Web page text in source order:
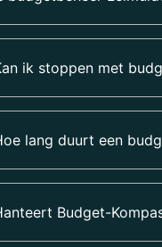
ik stoppen met
lang duurt een
Budget-